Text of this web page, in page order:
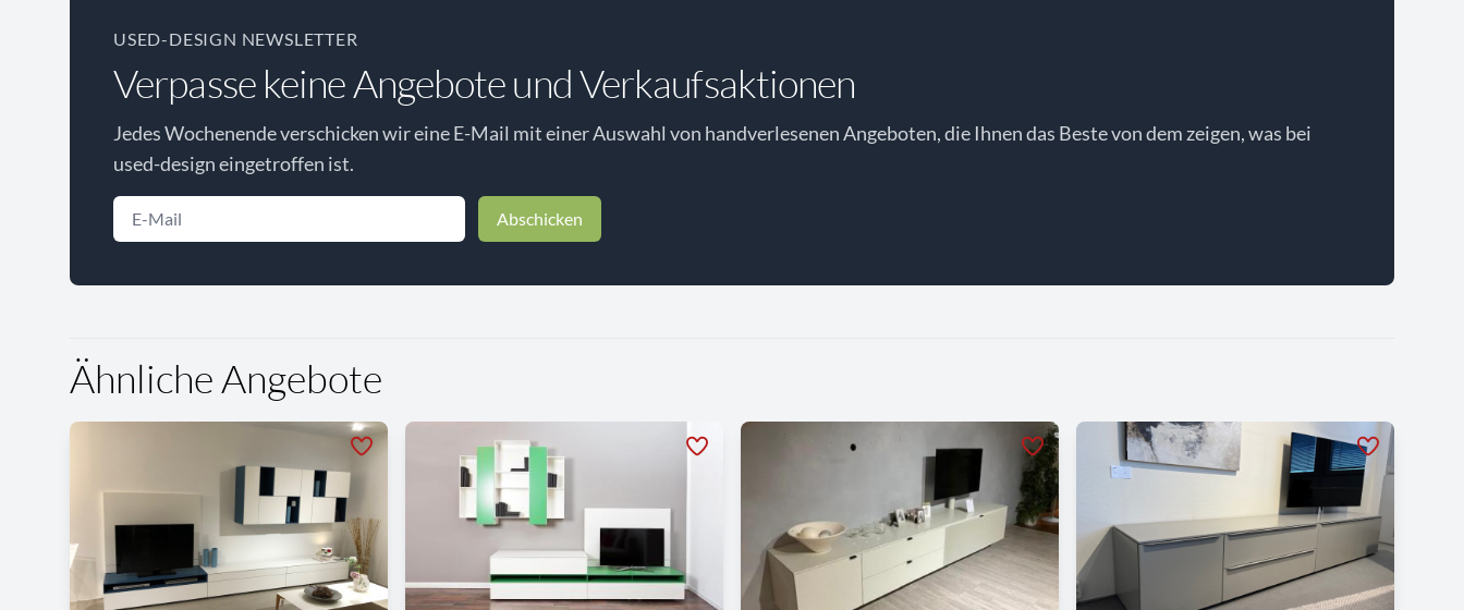
USED-DESIGN NEWSLETTER
Verpasse keine Angebote und Verkaufsaktionen
Jedes Wochenende verschicken wir eine E-Mail mit einer Auswahl von handverlesenen Angeboten, die Ihnen das Beste von dem zeigen, was bei
used-design eingetroffen ist.
Abschicken
Ähnliche Angebote